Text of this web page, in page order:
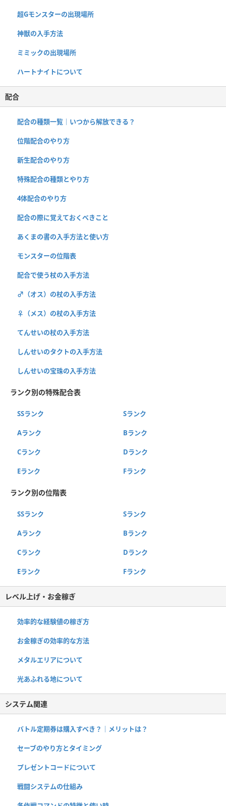
超Gモンスターの出現場所
神獣の入手方法
ミミックの出現場所
ハートナイトについて
配合
配合の種類一覧｜いつから解放できる？
位階配合のやり方
新生配合のやり方
特殊配合の種類とやり方
4体配合のやり方
配合の際に覚えておくべきこと
あくまの書の入手方法と使い方
モンスターの位階表
配合で使う杖の入手方法
♂（オス）の杖の入手方法
♀（メス）の杖の入手方法
てんせいの杖の入手方法
しんせいのタクトの入手方法
しんせいの宝珠の入手方法
ランク別の特殊配合表
SSランク Sランク
Aランク Bランク
Cランク Dランク
Eランク Fランク
ランク別の位階表
SSランク Sランク
Aランク Bランク
Cランク Dランク
Eランク Fランク
レベル上げ・お金稼ぎ
効率的な経験値の稼ぎ方
お金稼ぎの効率的な方法
メタルエリアについて
光あふれる地について
システム関連
バトル定期券は購入すべき？｜メリットは？
セーブのやり方とタイミング
プレゼントコードについて
戦闘システムの仕組み